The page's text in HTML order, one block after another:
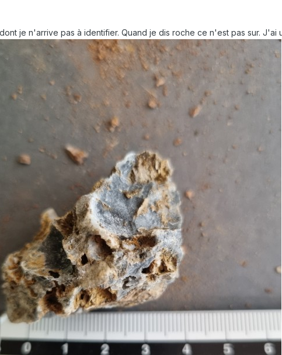
je n'arrive pas à identifier. Quand je dis roche ce n'est pas sur. J'ai